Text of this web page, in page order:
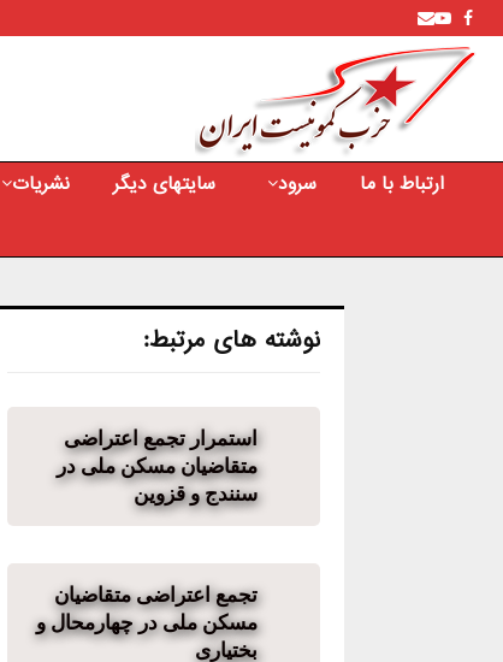
Facebook
Youtube
Email
نشریات سایتهای دیگر سرود
ارتباط با ما
نوشته های مرتبط:
استمرار تجمع اعتراضی
متقاضیان مسکن ملی در
سنندج و قزوین
تجمع اعتراضی متقاضیان
مسکن ملی در چهارمحال و
بختیاری